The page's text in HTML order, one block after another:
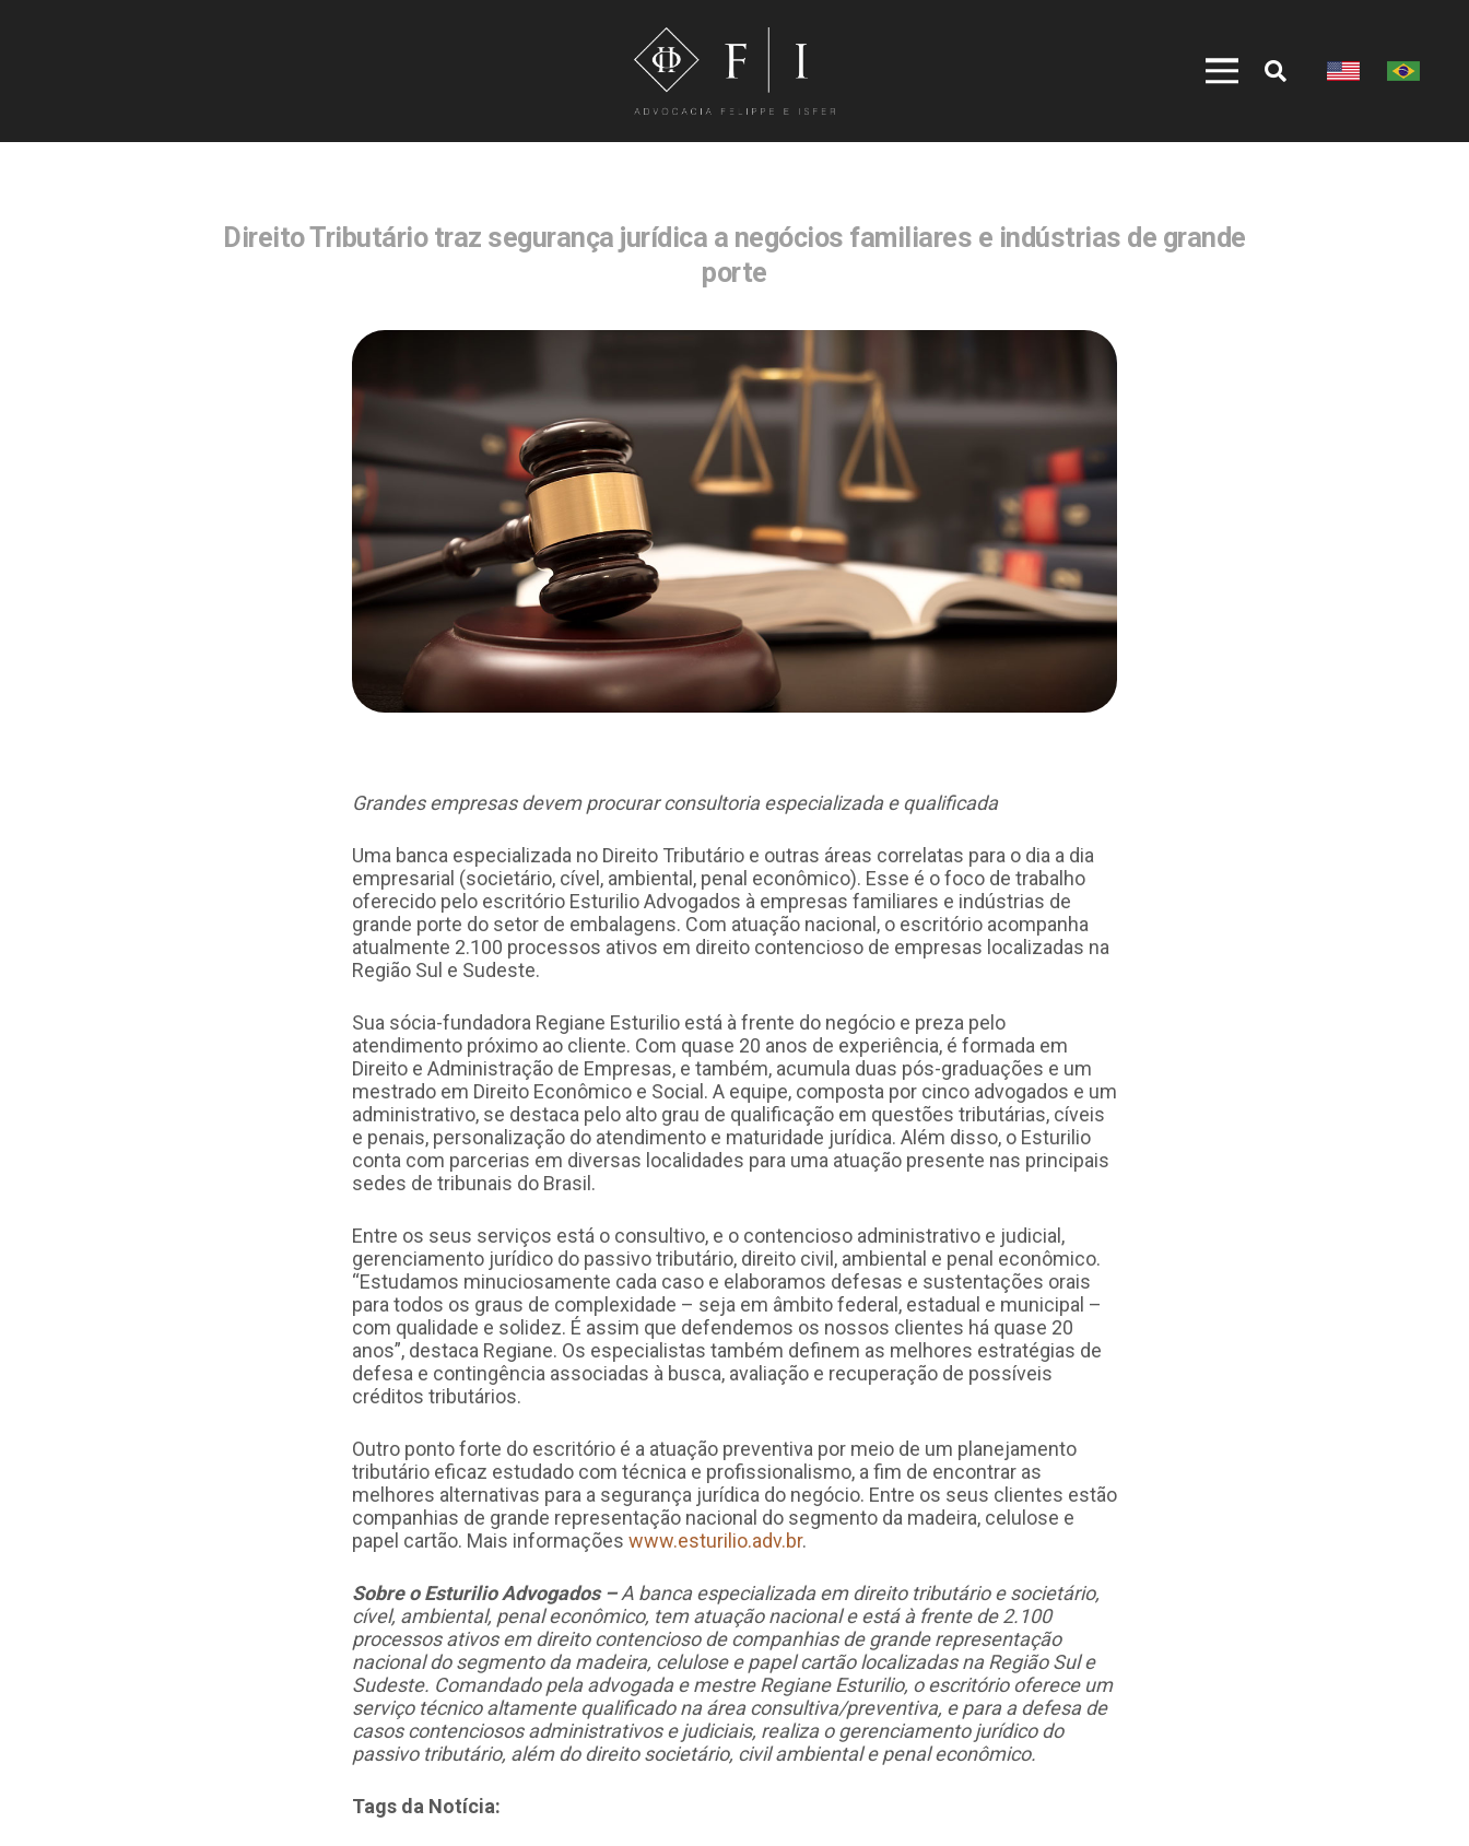
Direito Tributário traz segurança jurídica a negócios familiares e indústrias de grande
porte
Grandes empresas devem procurar consultoria especializada e qualificada
Uma banca especializada no Direito Tributário e outras áreas correlatas para o dia a dia
empresarial (societário, cível, ambiental, penal econômico). Esse é o foco de trabalho
oferecido pelo escritório Esturilio Advogados à empresas familiares e indústrias de
grande porte do setor de embalagens. Com atuação nacional, o escritório acompanha
atualmente 2.100 processos ativos em direito contencioso de empresas localizadas na
Região Sul e Sudeste.
Sua sócia-fundadora Regiane Esturilio está à frente do negócio e preza pelo
atendimento próximo ao cliente. Com quase 20 anos de experiência, é formada em
Direito e Administração de Empresas, e também, acumula duas pós-graduações e um
mestrado em Direito Econômico e Social. A equipe, composta por cinco advogados e um
administrativo, se destaca pelo alto grau de qualificação em questões tributárias, cíveis
e penais, personalização do atendimento e maturidade jurídica. Além disso, o Esturilio
conta com parcerias em diversas localidades para uma atuação presente nas principais
sedes de tribunais do Brasil.
Entre os seus serviços está o consultivo, e o contencioso administrativo e judicial,
gerenciamento jurídico do passivo tributário, direito civil, ambiental e penal econômico.
“Estudamos minuciosamente cada caso e elaboramos defesas e sustentações orais
para todos os graus de complexidade – seja em âmbito federal, estadual e municipal –
com qualidade e solidez. É assim que defendemos os nossos clientes há quase 20
anos”, destaca Regiane. Os especialistas também definem as melhores estratégias de
defesa e contingência associadas à busca, avaliação e recuperação de possíveis
créditos tributários.
Outro ponto forte do escritório é a atuação preventiva por meio de um planejamento
tributário eficaz estudado com técnica e profissionalismo, a fim de encontrar as
melhores alternativas para a segurança jurídica do negócio. Entre os seus clientes estão
companhias de grande representação nacional do segmento da madeira, celulose e
papel cartão. Mais informações www.esturilio.adv.br.
Sobre o Esturilio Advogados –A banca especializada em direito tributário e societário,
cível, ambiental, penal econômico, tem atuação nacional e está à frente de 2.100
processos ativos em direito contencioso de companhias de grande representação
nacional do segmento da madeira, celulose e papel cartão localizadas na Região Sul e
Sudeste. Comandado pela advogada e mestre Regiane Esturilio, o escritório oferece um
serviço técnico altamente qualificado na área consultiva/preventiva, e para a defesa de
casos contenciosos administrativos e judiciais, realiza o gerenciamento jurídico do
passivo tributário, além do direito societário, civil ambiental e penal econômico.
Tags da Notícia: